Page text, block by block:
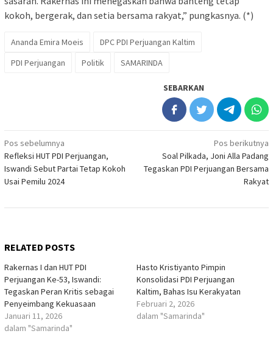
kokoh, bergerak, dan setia bersama rakyat,” pungkasnya. (*)
Ananda Emira Moeis
DPC PDI Perjuangan Kaltim
PDI Perjuangan
Politik SAMARINDA
SEBARKAN
Navigasi
pos
Pos sebelumnya
Refleksi HUT PDI Perjuangan,
Iswandi Sebut Partai Tetap Kokoh
Usai Pemilu 2024
Pos berikutnya
Soal Pilkada, Joni Alla Padang
Tegaskan PDI Perjuangan Bersama
Rakyat
RELATED POSTS
Rakernas I dan HUT PDI
Perjuangan Ke-53, Iswandi:
Tegaskan Peran Kritis sebagai
Penyeimbang Kekuasaan
Januari 11, 2026
dalam "Samarinda"
Hasto Kristiyanto Pimpin
Konsolidasi PDI Perjuangan
Kaltim, Bahas Isu Kerakyatan
Februari 2, 2026
dalam "Samarinda"